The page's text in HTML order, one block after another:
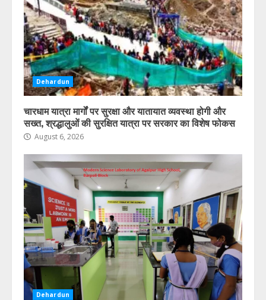
4
देहरादून में स्मार्ट ट्रैफिक प्रबंधन परियोजना
को मिलेगी नई रफ्तार, जाम और सड़क
दुर्घटनाओं पर लगेगी लगाम
August 6, 2026
5
जनगणना 2027 की तैयारी शुरू, उत्तराखंड
में 1 सितंबर से शुरू होगा विशेष गणना
Dehardun
चारधाम यात्रा मार्गों पर सुरक्षा और यातायात व्यवस्था होगी और
सख्त, श्रद्धालुओं की सुरक्षित यात्रा पर सरकार का विशेष फोकस
August 6, 2026
Dehardun